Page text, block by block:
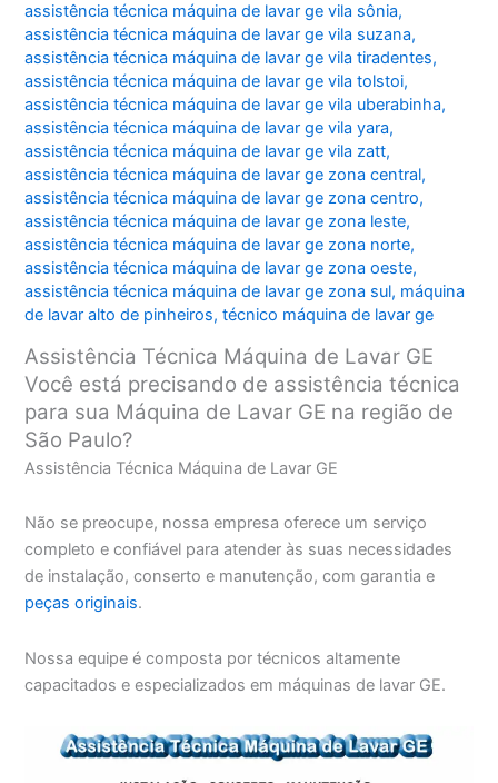
assistência técnica máquina de lavar ge vila sônia,
assistência técnica máquina de lavar ge vila suzana,
assistência técnica máquina de lavar ge vila tiradentes,
assistência técnica máquina de lavar ge vila tolstoi,
assistência técnica máquina de lavar ge vila uberabinha,
assistência técnica máquina de lavar ge vila yara,
assistência técnica máquina de lavar ge vila zatt,
assistência técnica máquina de lavar ge zona central,
assistência técnica máquina de lavar ge zona centro,
assistência técnica máquina de lavar ge zona leste,
assistência técnica máquina de lavar ge zona norte,
assistência técnica máquina de lavar ge zona oeste,
assistência técnica máquina de lavar ge zona sul, máquina
de lavar alto de pinheiros,técnico máquina de lavar ge
Assistência Técnica Máquina de Lavar GE
Você está precisando de assistência técnica
para sua Máquina de Lavar GE na região de
São Paulo?
Assistência Técnica Máquina de Lavar GE
Não se preocupe, nossa empresa oferece um serviço
completo e confiável para atender às suas necessidades
de instalação, conserto e manutenção, com garantia e
peças originais.
Nossa equipe é composta por técnicos altamente
capacitados e especializados em máquinas de lavar GE.